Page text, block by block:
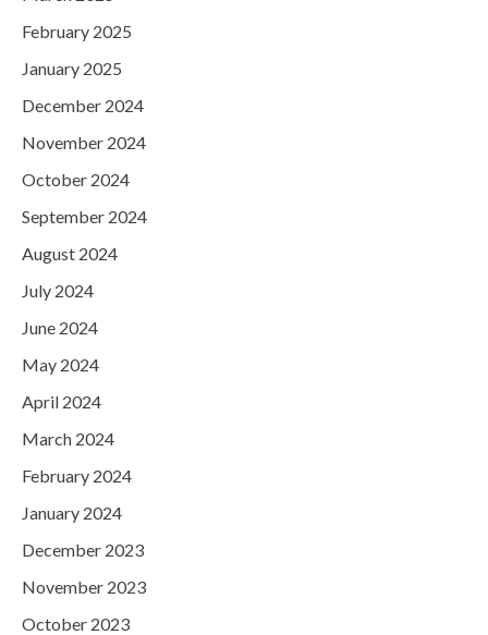
February 2025
January 2025
December 2024
November 2024
October 2024
September 2024
August 2024
July 2024
June 2024
May 2024
April 2024
March 2024
February 2024
January 2024
December 2023
November 2023
October 2023